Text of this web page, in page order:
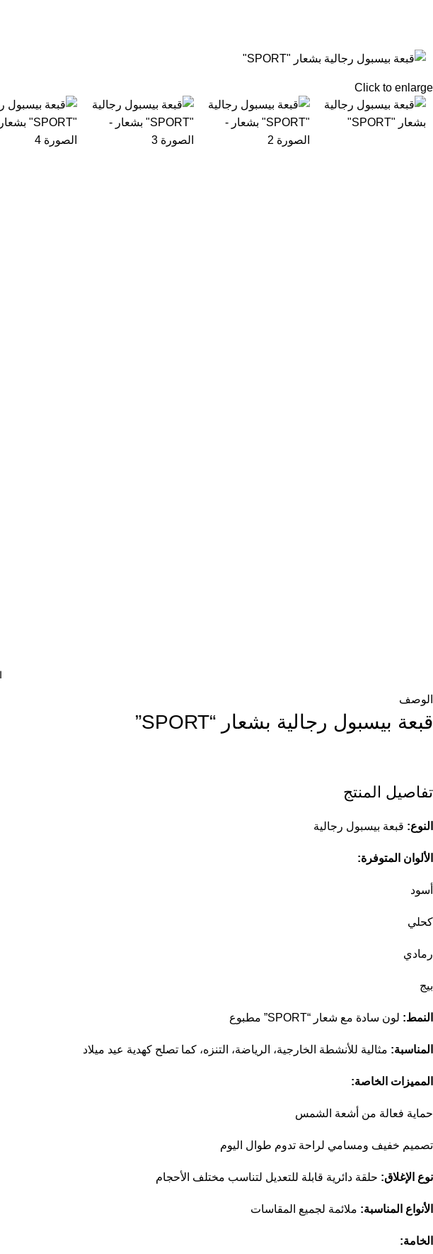
Click to enlarge
الوصف
قبعة بيسبول رجالية بشعار “SPORT”
تفاصيل المنتج
النوع: قبعة بيسبول رجالية
الألوان المتوفرة:
أسود
كحلي
رمادي
بيج
النمط: لون سادة مع شعار “SPORT” مطبوع
المناسبة: مثالية للأنشطة الخارجية، الرياضة، التنزه، كما تصلح كهدية عيد ميلاد
المميزات الخاصة:
حماية فعالة من أشعة الشمس
تصميم خفيف ومسامي لراحة تدوم طوال اليوم
نوع الإغلاق: حلقة دائرية قابلة للتعديل لتناسب مختلف الأحجام
الأنواع المناسبة: ملائمة لجميع المقاسات
الخامة: